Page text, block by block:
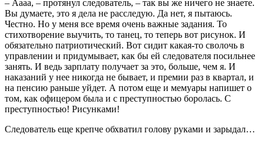
– Аааа, – протянул следователь, – так вы же ничего не знаете.
Вы думаете, это я дела не расследую. Да нет, я пытаюсь.
Честно. Но у меня все время очень важные задания. То
стихотворение выучить, то танец, то теперь вот рисунок. И
обязательно патриотический. Вот сидит какая-то сволочь в
управлении и придумывает, как бы ей следователя посильнее
занять. И ведь зарплату получает за это, больше, чем я. И
наказаний у нее никогда не бывает, и премии раз в квартал, и
на пенсию раньше уйдет. А потом еще и мемуары напишет о
том, как офицером была и с преступностью боролась. С
преступностью! Рисунками!
Следователь еще крепче обхватил голову руками и зарыдал…